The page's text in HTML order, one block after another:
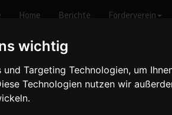
wichtig
Targeting Technologien, um
Technologien nutzen wir
Home Berichte Förderverein
II Spielbericht anzeigen
2 - Herren II -